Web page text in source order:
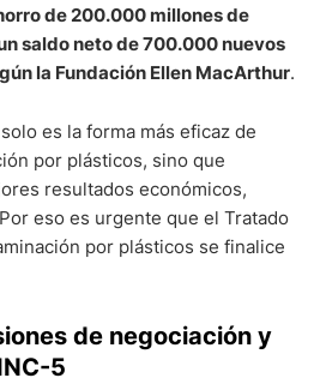
de 200.000 millones de
saldo neto de 700.000 nuevos
la Fundación Ellen MacArthur.
es la forma más eficaz de
por plásticos, sino que
resultados económicos,
eso es urgente que el Tratado
por plásticos se finalice
de negociación y
5